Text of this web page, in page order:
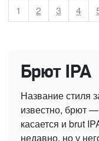
Страница
1 Страница
2 Страница
3 4
Брют IPA
Название стиля
известно, брют
касается и brut
недавно, но у